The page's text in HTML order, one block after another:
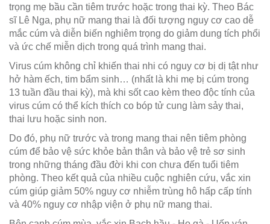
trọng mẹ bầu cần tiêm trước hoặc trong thai kỳ. Theo Bác
sĩ Lê Nga, phụ nữ mang thai là đối tượng nguy cơ cao dễ
mắc cúm và diễn biến nghiêm trọng do giảm dung tích phổi
và ức chế miễn dịch trong quá trình mang thai.
Virus cúm không chỉ khiến thai nhi có nguy cơ bị dị tật như
hở hàm ếch, tim bẩm sinh… (nhất là khi mẹ bị cúm trong
13 tuần đầu thai kỳ), mà khi sốt cao kèm theo độc tính của
virus cúm có thể kích thích co bóp tử cung làm sảy thai,
thai lưu hoặc sinh non.
Do đó, phụ nữ trước và trong mang thai nên tiêm phòng
cúm để bảo vệ sức khỏe bản thân và bảo vệ trẻ sơ sinh
trong những tháng đầu đời khi con chưa đến tuổi tiêm
phòng. Theo kết quả của nhiều cuộc nghiên cứu, vắc xin
cúm giúp giảm 50% nguy cơ nhiễm trùng hô hấp cấp tính
và 40% nguy cơ nhập viện ở phụ nữ mang thai.